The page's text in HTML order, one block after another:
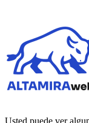
Usted puede ver algunas de las casas grandes o como muchos le